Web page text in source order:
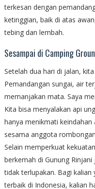
terkesan dengan
ketinggian, baik di atas
tebing dan lembah.
Sesampai di Camping
Setelah dua hari di jalan,
Pemandangan sungai, air
memanjakan mata. Saya
Kita bisa menyalakan api
hanya menikmati
sesama anggota
Selain memperkuat
berkemah di Gunung
tidak terlupakan. Bagi
terbaik di Indonesia, kalian